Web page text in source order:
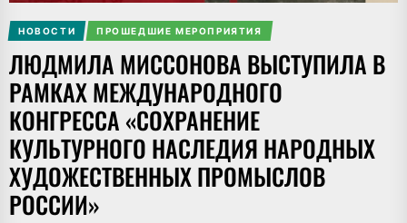
НОВОСТИ ПРОШЕДШИЕ МЕРОПРИЯТИЯ
ЛЮДМИЛА МИССОНОВА ВЫСТУПИЛА В
РАМКАХ МЕЖДУНАРОДНОГО
КОНГРЕССА «СОХРАНЕНИЕ
КУЛЬТУРНОГО НАСЛЕДИЯ НАРОДНЫХ
ХУДОЖЕСТВЕННЫХ ПРОМЫСЛОВ
РОССИИ»